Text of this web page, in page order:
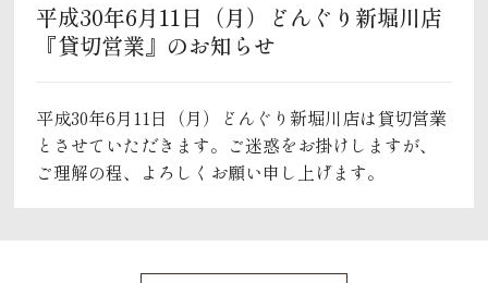
平成30年6月11日（月）どんぐり新堀川店
『貸切営業』のお知らせ
平成30年6月11日（月）どんぐり新堀川店は貸切営業
とさせていただきます。ご迷惑をお掛けしますが、
ご理解の程、よろしくお願い申し上げます。